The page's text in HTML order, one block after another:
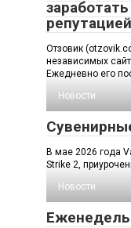
репутацией
Отзовик
независимых
Ежедневно его
Новости
В мае 2026 года
Strike 2,
Новости